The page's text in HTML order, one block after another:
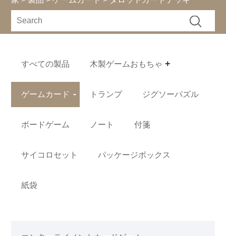
すべての製品 木製ゲームおもちゃ
ゲームカード トランプ ジグソーパズル
ボードゲーム ノート 付箋
サイコロセット パッケージボックス
紙袋